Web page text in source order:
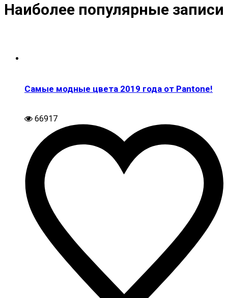
Наиболее популярные записи
Самые модные цвета 2019 года от Pantone!
66917